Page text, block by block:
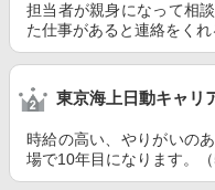
担当者が親身になって相
た仕事があると連絡をくれ
東京海上日動キャリ
時給の高い、やりがいの
場で10年目になります。（